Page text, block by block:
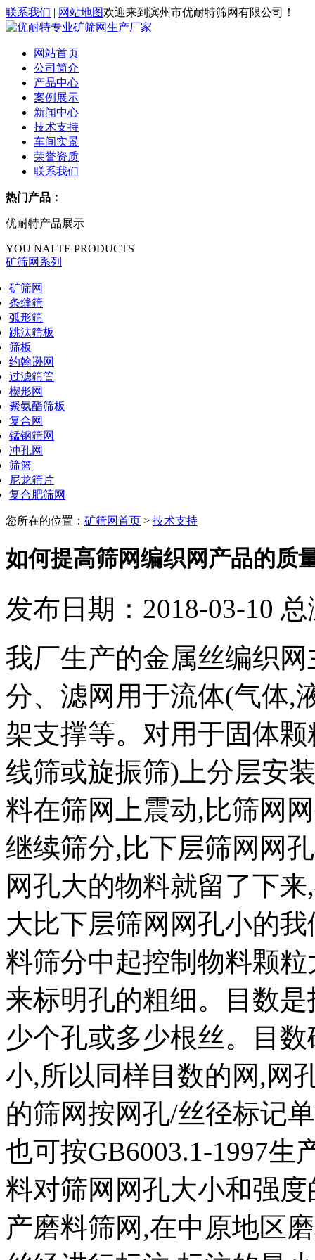
联系我们 | 网站地图欢迎来到滨州市优耐特筛网有限公司！
网站首页
公司简介
产品中心
案例展示
新闻中心
技术支持
车间实景
荣誉资质
联系我们
热门产品：
优耐特产品展示
YOU NAI TE PRODUCTS
矿筛网系列
矿筛网
条缝筛
弧形筛
跳汰筛板
筛板
约翰逊网
过滤筛管
楔形网
聚氨酯筛板
复合网
锰钢筛网
冲孔网
筛篮
尼龙筛片
复合肥筛网
您所在的位置： 矿筛网首页 > 技术支持
如何提高筛网编织网产品的质
发布日期：2018-03-10
我厂生产的金属丝编织
分、滤网用于流体(气体,
架支撑等。对用于固体
线筛或旋振筛)上分层安
料在筛网上震动,比筛网
继续筛分,比下层筛网网
网孔大的物料就留了下
大比下层筛网网孔小的
料筛分中起控制物料颗
来标明孔的粗细。目数
少个孔或多少根丝。目
小,所以同样目数的网,网
的筛网按网孔/丝径标记
也可按GB6003.1-1997
料对筛网网孔大小和强
产磨料筛网,在中原地区